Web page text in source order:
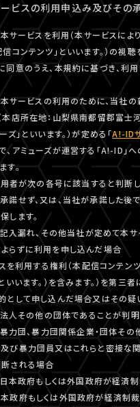
ビスの利用申込み及びその承
サービスを利用（本サービスによ
コンテンツ」といいます。）の視聴
同意のうえ、本規約に基づき、利
サービスの利用のために、当社
本店所在地：山梨県南都留郡富士
ズ」といいます。）が定める「A!-ID
、アミューズが運営する「A!-ID」へ
す。
者が次の各号に該当すると判断
諾せず、又は、当社が承諾した後
します。
入漏れ、その他当社が定めて本サ
らずに利用を申し込んだ場合
を利用する権利（本配信コンテン
いいます。）を含みます。）を第三
として申し込んだ場合又はその
人その他の団体であることが判
力団、暴力団関係企業・団体その
び暴力団員又はこれらと密接な
される場合
本政府もしくは外国政府が経済
政府もしくは外国政府が経済制